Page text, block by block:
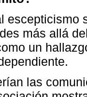
escepticismo
más allá
un
las